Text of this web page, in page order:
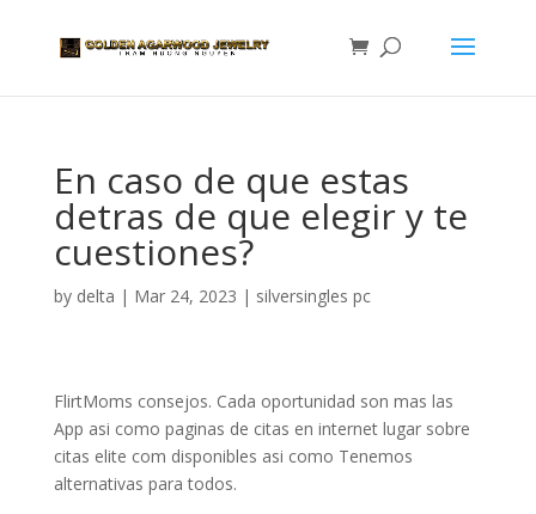
En caso de que estas
detras de que elegir y te
cuestiones?
by delta | Mar 24, 2023 | silversingles pc
FlirtMoms consejos. Cada oportunidad son mas las
App asi como paginas de citas en internet lugar sobre
citas elite com disponibles asi­ como Tenemos
alternativas para todos.